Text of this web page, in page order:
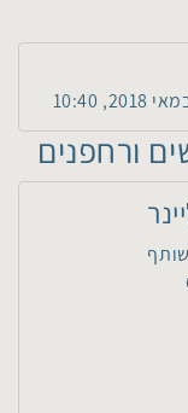
ורחפנים